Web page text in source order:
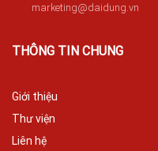
marketing@daidung.vn
THÔNG TIN CHUNG
Giới thiệu
Thư viện
Liên hệ